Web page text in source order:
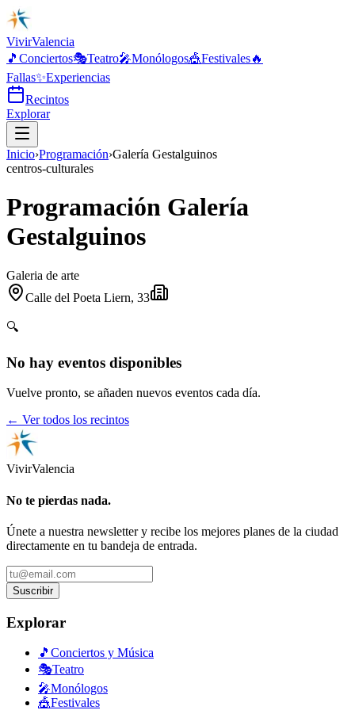
VivirValencia
🎵 Conciertos🎭Teatro🎤Monólogos🎪Festivales🔥
Fallas✨Experiencias
Recintos
Explorar
Inicio›Programación›Galería Gestalguinos
centros-culturales
Programación Galería
Gestalguinos
Galeria de arte
Calle del Poeta Liern, 33
🔍
No hay eventos disponibles
Vuelve pronto, se añaden nuevos eventos cada día.
← Ver todos los recintos
VivirValencia
No te pierdas nada.
Únete a nuestra newsletter y recibe los mejores planes de la ciudad
directamente en tu bandeja de entrada.
Suscribir
Explorar
🎵 Conciertos y Música
🎭Teatro
🎤Monólogos
🎪Festivales